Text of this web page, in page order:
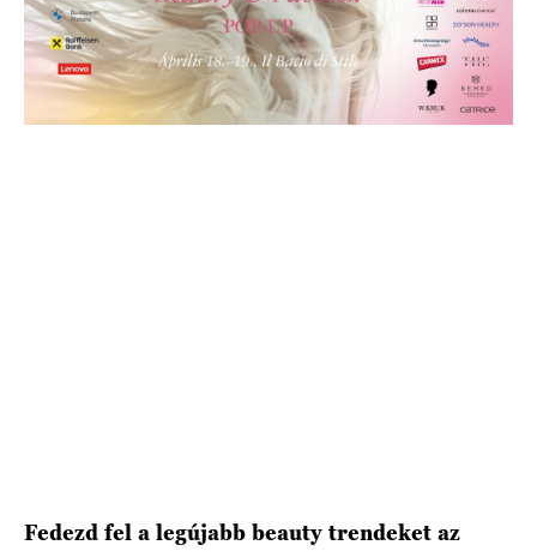
AWARDS
BEAUTY AWARDS
EVENT
Fedezd fel a legújabb beauty trendeket az